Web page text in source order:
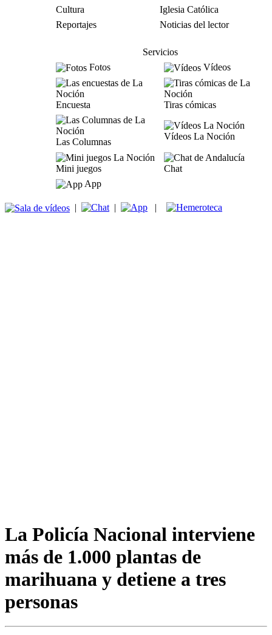
Cultura
Iglesia Católica
Reportajes
Noticias del lector
Servicios
Fotos
Vídeos
Encuesta Tiras cómicas
Las Columnas
Vídeos La Noción
Mini juegos
Chat
App
| | |
La Policía Nacional interviene
más de 1.000 plantas de
marihuana y detiene a tres
personas